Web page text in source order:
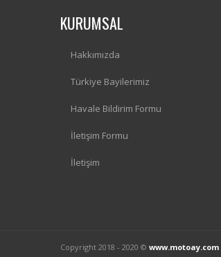
KURUMSAL
Hakkımızda
Türkiye Bayilerimiz
Havale Bildirim Formu
İletişim Formu
İletişim
Copyright 2018 - 2020 © www.motoay.com